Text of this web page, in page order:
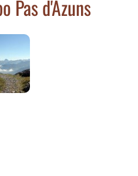
Pas d'Azuns